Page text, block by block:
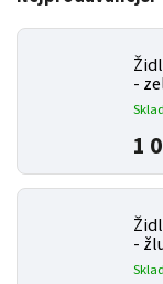
-
1
-